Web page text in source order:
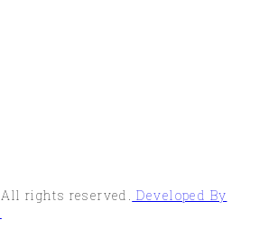
οργανισμών
. All rights reserved.
Developed By